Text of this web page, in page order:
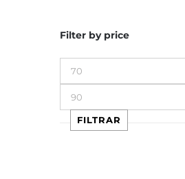
Filter by price
Precio
mínimo
Precio
máximo
FILTRAR